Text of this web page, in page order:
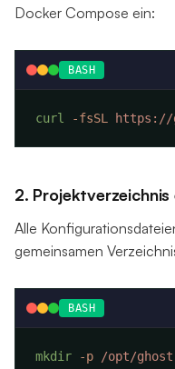
Docker Compose ein:
BASH
curl -fsSL https://
2. Projektverzeichnis
Alle
gemeinsamen
BASH
mkdir -p /opt/ghost